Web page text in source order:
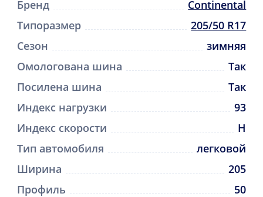
Бренд
Continental
Типоразмер
205/50 R17
Сезон
зимняя
Омологована шина
Так
Посилена шина
Так
Индекс нагрузки
93
Индекс скорости
H
Тип автомобиля
легковой
Ширина
205
Профиль
50